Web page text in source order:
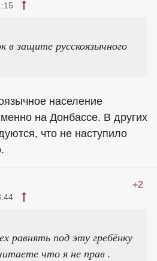
в защите русскоязычного
население
на Донбассе. В других
что не наступило
+2
равнять под эту гребёнку
что я не прав .